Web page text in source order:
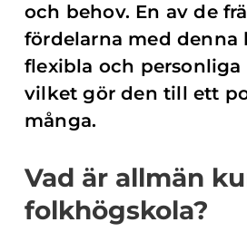
och behov. En av de
fördelarna med denna
flexibla och personliga
vilket gör den till ett
många.
Vad är allmän
folkhögskola?